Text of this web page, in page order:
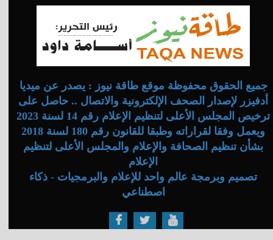
جميع الحقوق محفوظة موقع طاقة نيوز : يصدر عن ميديا
أدفيزر لإصدار الصحف الإلكترونية والاتصال .. حاصل على
ترخيص المجلس الأعلى لتنظيم الإعلام رقم 14 لسنة 2023
ويعمل وفقا لقراراته وطبقا للقانون رقم 180 لسنة 2018
بشأن تنظيم الصحافة والإعلام والمجلس الأعلى لتنظيم
الإعلام
تصميم وبرمجة عالم واحد للإعلام والبرمجيات - ذكاء
اصطناعي